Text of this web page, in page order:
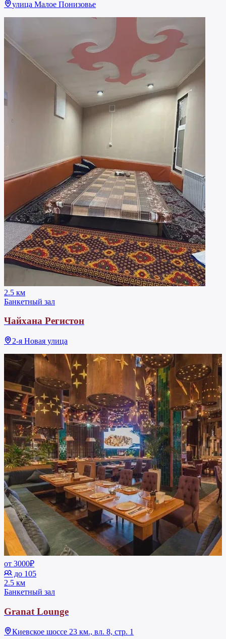
улица Малое Понизовье
2.5 км
Банкетный зал
Чайхана Регистон
2-я Новая улица
от 3000₽
до 105
2.5 км
Банкетный зал
Granat Lounge
Киевское шоссе 23 км., вл. 8, стр. 1